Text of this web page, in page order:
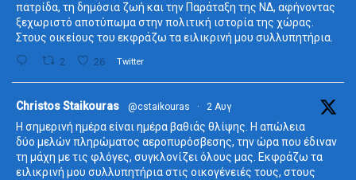
πατρίδα, τη δημόσια ζωή και την Παράταξη της ΝΔ, αφήνοντας
ξεχωριστό αποτύπωμα στην πολιτική ιστορία της χώρας.
Στους οικείους του εκφράζω τα ειλικρινή μου συλλυπητήρια.
2 26 Twitter
Christos Staikouras @cstaikouras · 2 Αυγ
Η σημερινή ημέρα είναι ημέρα βαθιάς θλίψης. Η απώλεια
δύο μελών πληρώματος αεροπυρόσβεσης, την ώρα που έδιναν
τη μάχη με τις φλόγες, συγκλονίζει όλους μας. Εκφράζω τα
ειλικρινή μου συλλυπητήρια στις οικογένειές τους, στους